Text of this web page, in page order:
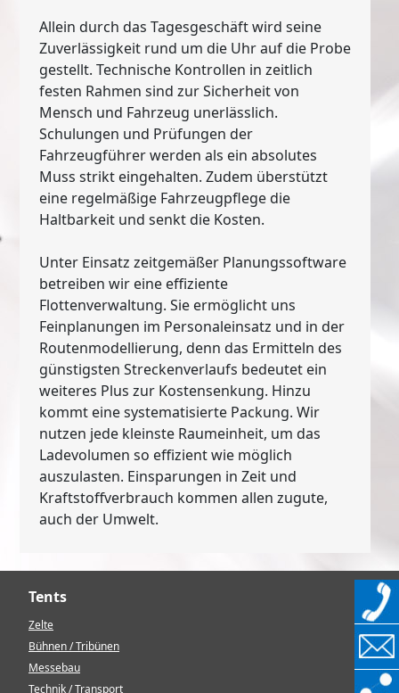
Allein durch das Tagesgeschäft wird seine
Zuverlässigkeit rund um die Uhr auf die Probe
gestellt. Technische Kontrollen in zeitlich
festen Rahmen sind zur Sicherheit von
Mensch und Fahrzeug unerlässlich.
Schulungen und Prüfungen der
Fahrzeugführer werden als ein absolutes
Muss strikt eingehalten. Zudem überstützt
eine regelmäßige Fahrzeugpflege die
Haltbarkeit und senkt die Kosten.
Unter Einsatz zeitgemäßer Planungssoftware
betreiben wir eine effiziente
Flottenverwaltung. Sie ermöglicht uns
Feinplanungen im Personaleinsatz und in der
Routenmodellierung, denn das Ermitteln des
günstigsten Streckenverlaufs bedeutet ein
weiteres Plus zur Kostensenkung. Hinzu
kommt eine systematisierte Packung. Wir
nutzen jede kleinste Raumeinheit, um das
Ladevolumen so effizient wie möglich
auszulasten. Einsparungen in Zeit und
Kraftstoffverbrauch kommen allen zugute,
auch der Umwelt.
Tents
Zelte
Bühnen / Tribünen
Messebau
Technik / Transport